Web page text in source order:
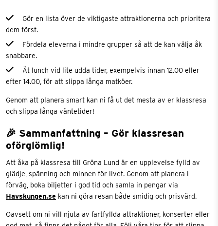
Gör en lista över de viktigaste attraktionerna och prioritera
dem först.
Fördela eleverna i mindre grupper så att de kan välja åk
snabbare.
Ät lunch vid lite udda tider, exempelvis innan 12.00 eller
efter 14.00, för att slippa långa matköer.
Genom att planera smart kan ni få ut det mesta av er klassresa
och slippa långa väntetider!
🎉 Sammanfattning – Gör klassresan
oförglömlig!
Att åka på klassresa till Gröna Lund är en upplevelse fylld av
glädje, spänning och minnen för livet. Genom att planera i
förväg, boka biljetter i god tid och samla in pengar via
Havskungen.se kan ni göra resan både smidig och prisvärd.
Oavsett om ni vill njuta av fartfyllda attraktioner, konserter eller